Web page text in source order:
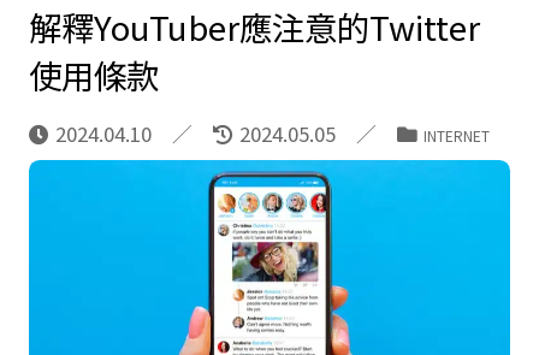
解釋YouTuber應注意的Twitter
使用條款
2024.04.10 2024.05.05 INTERNET